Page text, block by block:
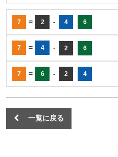
7 = 2 - 4 6
7 = 4 - 2 6
7 = 6 - 2 4
一覧に戻る